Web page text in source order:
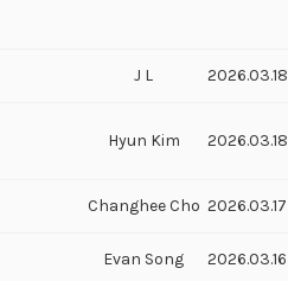
J L 2026.03.18
Hyun Kim 2026.03.18
Changhee Cho 2026.03.17
Evan Song 2026.03.16